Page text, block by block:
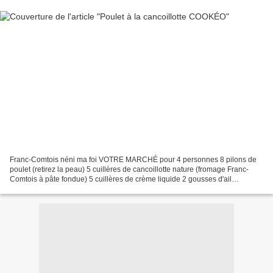
Franc-Comtois néni ma foi VOTRE MARCHÉ pour 4 personnes 8 pilons de
poulet (retirez la peau) 5 cuillères de cancoillotte nature (fromage Franc-
Comtois à pâte fondue) 5 cuillères de crème liquide 2 gousses d'ail